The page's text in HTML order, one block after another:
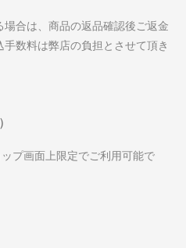
合は、商品の返品確認後ご返金
数料は弊店の負担とさせて頂き
プ画面上限定でご利用可能で